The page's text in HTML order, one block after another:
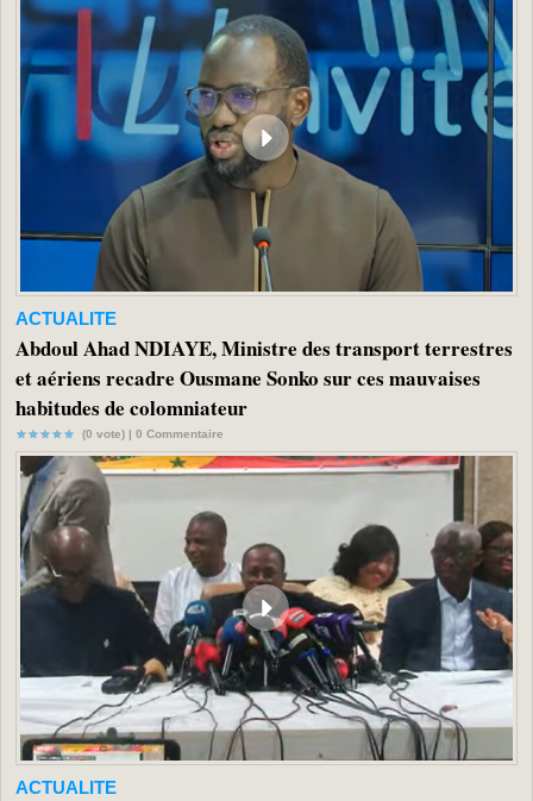
ACTUALITE
Abdoul Ahad NDIAYE, Ministre des transport terrestres
et aériens recadre Ousmane Sonko sur ces mauvaises
habitudes de colomniateur
(0 vote) | 0 Commentaire
ACTUALITE